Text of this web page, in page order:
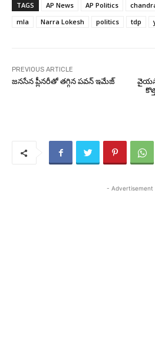
TAGS AP News AP Politics
mla
Narra Lokesh politics tdp
PREVIOUS ARTICLE
జనసేన ప్లీనరీతో తగ్గిన పవన్ ఇమేజ్
- Advertisement